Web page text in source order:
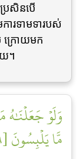
រសិនបើ
រទាមទារបស់
ក្រោយមក
យ។
وَلَوۡ جَعَلۡنَٰهُ
مَّا يَلۡبِسُونَ [٩]